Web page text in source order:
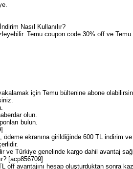
Nasıl Kullanılır?
Temu coupon code 30% off ve
için Temu bültenine abone
olun.
bulun.
ekranına girildiğinde 600 TL indirim
ve Türkiye genelinde kargo dahil avantaj
[acp856709]
off avantajını hesap oluşturduktan sonra